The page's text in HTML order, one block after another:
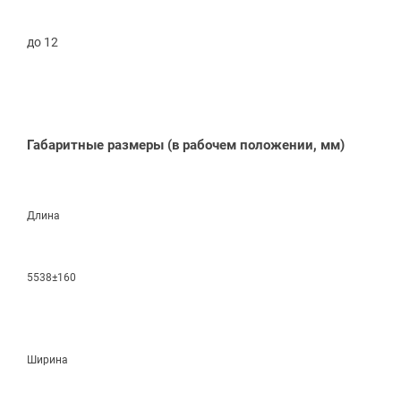
до 12
Габаритные размеры (в рабочем положении, мм)
Длина
5538±160
Ширина